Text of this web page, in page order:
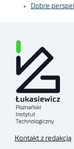
Dobre
Kontakt z redakcją